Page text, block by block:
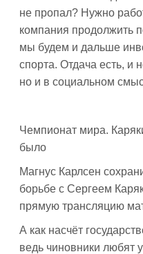
не пропал? Нужно
компания продолжить
мы будем и дальше
спорта. Отдача есть, и
но и в социальном
Чемпионат мира.
было
Магнус Карлсен
борьбе с Сергеем
прямую трансляцию
А как насчёт
ведь чиновники любят